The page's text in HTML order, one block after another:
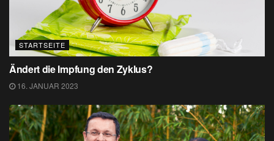
STARTSEITE
Ändert die Impfung den Zyklus?
16. JANUAR 2023